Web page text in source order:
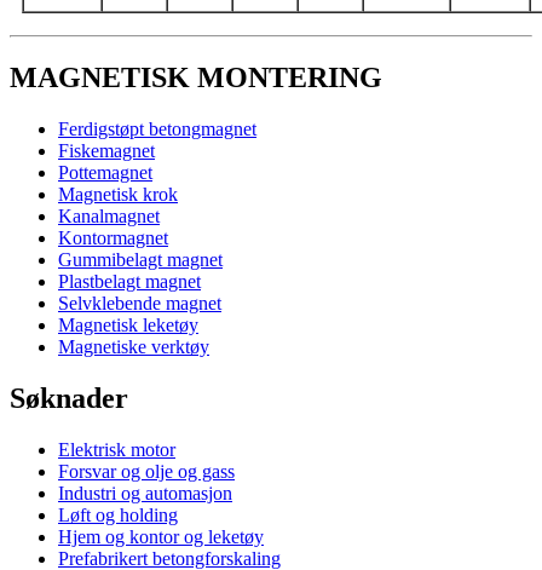
MAGNETISK MONTERING
Ferdigstøpt betongmagnet
Fiskemagnet
Pottemagnet
Magnetisk krok
Kanalmagnet
Kontormagnet
Gummibelagt magnet
Plastbelagt magnet
Selvklebende magnet
Magnetisk leketøy
Magnetiske verktøy
Søknader
Elektrisk motor
Forsvar og olje og gass
Industri og automasjon
Løft og holding
Hjem og kontor og leketøy
Prefabrikert betongforskaling